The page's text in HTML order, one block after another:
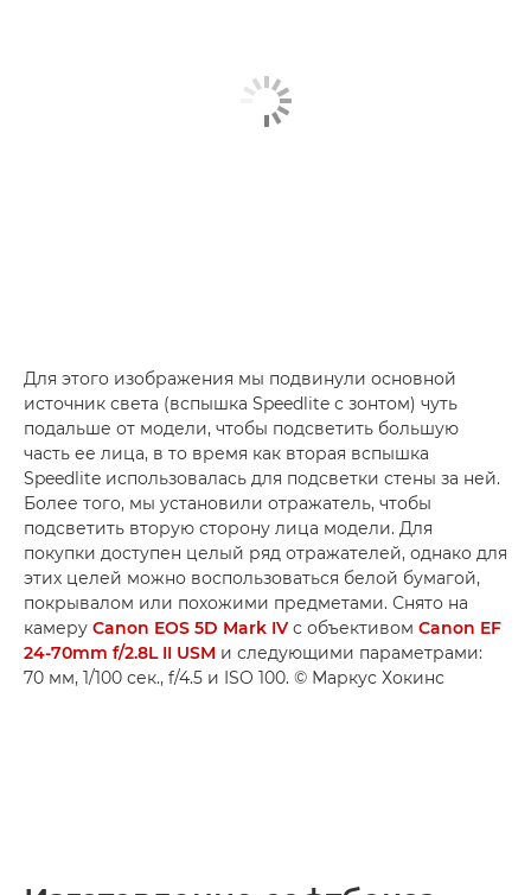
Для этого изображения мы подвинули основной
источник света (вспышка Speedlite с зонтом) чуть
подальше от модели, чтобы подсветить большую
часть ее лица, в то время как вторая вспышка
Speedlite использовалась для подсветки стены за ней.
Более того, мы установили отражатель, чтобы
подсветить вторую сторону лица модели. Для
покупки доступен целый ряд отражателей, однако для
этих целей можно воспользоваться белой бумагой,
покрывалом или похожими предметами. Снято на
камеру Canon EOS 5D Mark IV с объективом Canon EF
24-70mm f/2.8L II USM и следующими параметрами:
70 мм, 1/100 сек., f/4.5 и ISO 100. © Маркус Хокинс